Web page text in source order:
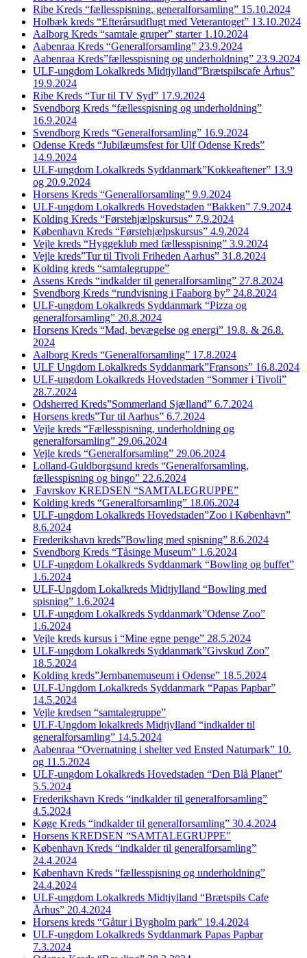
Ribe Kreds “fællesspisning, generalforsamling” 15.10.2024
Holbæk kreds “Efterårsudflugt med Veterantoget” 13.10.2024
Aalborg Kreds “samtale gruper” starter 1.10.2024
Aabenraa Kreds “Generalforsamling” 23.9.2024
Aabenraa Kreds”fællesspisning og underholdning” 23.9.2024
ULF-ungdom Lokalkreds Midtjylland”Brætspilscafe Århus”
19.9.2024
Ribe Kreds “Tur til TV Syd” 17.9.2024
Svendborg Kreds “fællesspisning og underholdning”
16.9.2024
Svendborg Kreds “Generalforsamling” 16.9.2024
Odense Kreds “Jubilæumsfest for Ulf Odense Kreds”
14.9.2024
ULF-ungdom Lokalkreds Syddanmark”Kokkeaftener” 13.9
og 20.9.2024
Horsens Kreds “Generalforsamling” 9.9.2024
ULF-ungdom Lokalkreds Hovedstaden “Bakken” 7.9.2024
Kolding Kreds “Førstehjælpskursus” 7.9.2024
København Kreds “Førstehjælpskursus” 4.9.2024
Vejle kreds “Hyggeklub med fællesspisning” 3.9.2024
Vejle kreds”Tur til Tivoli Friheden Aarhus” 31.8.2024
Kolding kreds “samtalegruppe”
Assens Kreds “indkalder til generalforsamling” 27.8.2024
Svendborg Kreds “rundvisning i Faaborg by” 24.8.2024
ULF-ungdom Lokalkreds Syddanmark “Pizza og
generalforsamling” 20.8.2024
Horsens Kreds “Mad, bevægelse og energi” 19.8. & 26.8.
2024
Aalborg Kreds “Generalforsamling” 17.8.2024
ULF Ungdom Lokalkreds Syddanmark”Fransons” 16.8.2024
ULF-ungdom Lokalkreds Hovedstaden “Sommer i Tivoli”
28.7.2024
Odsherred Kreds”Sommerland Sjælland” 6.7.2024
Horsens kreds”Tur til Aarhus” 6.7.2024
Vejle kreds “Fællesspisning, underholdning og
generalforsamling” 29.06.2024
Vejle kreds “Generalforsamling” 29.06.2024
Lolland-Guldborgsund kreds “Generalforsamling,
fællesspisning og bingo” 22.6.2024
Favrskov KREDSEN “SAMTALEGRUPPE”
Kolding kreds “Generalforsamling” 18.06.2024
ULF-ungdom Lokalkreds Hovedstaden”Zoo i København”
8.6.2024
Frederikshavn kreds”Bowling med spisning” 8.6.2024
Svendborg Kreds “Tåsinge Museum” 1.6.2024
ULF-ungdom Lokalkreds Syddanmark “Bowling og buffet”
1.6.2024
ULF-Ungdom Lokalkreds Midtjylland “Bowling med
spisning” 1.6.2024
ULF-ungdom Lokalkreds Syddanmark”Odense Zoo”
1.6.2024
Vejle kreds kursus i “Mine egne penge” 28.5.2024
ULF-ungdom Lokalkreds Syddanmark”Givskud Zoo”
18.5.2024
Kolding kreds”Jernbanemuseum i Odense” 18.5.2024
ULF-Ungdom Lokalkreds Syddanmark “Papas Papbar”
14.5.2024
Vejle kredsen “samtalegruppe”
ULF-Ungdom lokalkreds Midtjylland “indkalder til
generalforsamling” 14.5.2024
Aabenraa “Overnatning i shelter ved Ensted Naturpark” 10.
og 11.5.2024
ULF-ungdom Lokalkreds Hovedstaden “Den Blå Planet”
5.5.2024
Frederikshavn Kreds “indkalder til generalforsamling”
4.5.2024
Køge Kreds “indkalder til generalforsamling” 30.4.2024
Horsens KREDSEN “SAMTALEGRUPPE”
København Kreds “indkalder til generalforsamling”
24.4.2024
København Kreds “fællesspisning og underholdning”
24.4.2024
ULF-ungdom Lokalkreds Midtjylland “Brætspils Cafe
Århus” 20.4.2024
Horsens kreds “Gåtur i Bygholm park” 19.4.2024
ULF-ungdom Lokalkreds Syddanmark Papas Papbar
7.3.2024